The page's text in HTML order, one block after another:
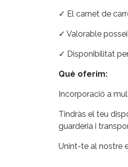
✓ El carnet de
✓ Valorable
✓ Disponibilitat
Què oferim:
Incorporació a
Tindràs el teu
guarderia i
Unint-te al nostre